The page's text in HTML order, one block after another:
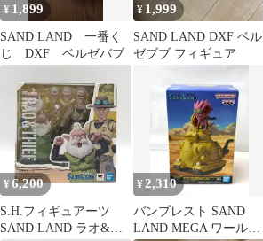
¥ 1,899
SAND LAND 一番く
じ DXF ベルゼバブ
¥ 1,999
SAND LAND DXF ベル
ゼブブ フィギュア
¥ 6,200
S.H.フィギュアーツ
SAND LAND ラオ&シ
¥ 2,310
バンプレスト SAND
LAND MEGA ワールド